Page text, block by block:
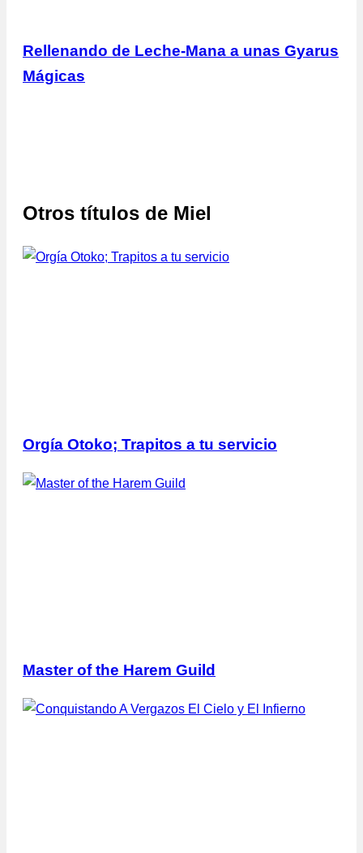
Rellenando de Leche-Mana a unas Gyarus
Mágicas
Otros títulos de Miel
Orgía Otoko; Trapitos a tu servicio
Master of the Harem Guild